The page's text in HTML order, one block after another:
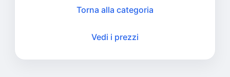
Torna alla categoria
Vedi i prezzi